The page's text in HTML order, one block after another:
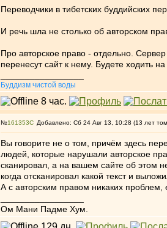
Переводчики в тибетских буддийских
И речь шла не столько об авторском
Про авторское право - отдельно.
перенесут сайт к нему. Будете ходить
Буддизм чистой воды
№161353 Добавлено: Сб 24 Авг 13, 10:28 (13 лет
Вы говорите не о том, причём здесь
людей, которые нарушали авторское
сканировал, а на вашем сайте об этом
когда отсканировал какой текст и
А с авторским правом никаких проблем,
Ом Мани Падме Хум.